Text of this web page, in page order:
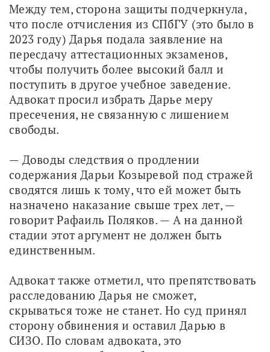
Между тем, сторона защиты подчеркнула,
что после отчисления из СПбГУ (это было в
2023 году) Дарья подала заявление на
пересдачу аттестационных экзаменов,
чтобы получить более высокий балл и
поступить в другое учебное заведение.
Адвокат просил избрать Дарье меру
пресечения, не связанную с лишением
свободы.
— Доводы следствия о продлении
содержания Дарьи Козыревой под стражей
сводятся лишь к тому, что ей может быть
назначено наказание свыше трех лет, —
говорит Рафаиль Поляков. — А на данной
стадии этот аргумент не должен быть
единственным.
Адвокат также отметил, что препятствовать
расследованию Дарья не сможет,
скрываться тоже не станет. Но суд принял
сторону обвинения и оставил Дарью в
СИЗО. По словам адвоката, это